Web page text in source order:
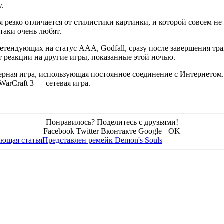
отличается от стилистики картинки, и которой совсем
очень любят.
на статус ААА, Godfall, сразу после завершения
на другие игры, показанные этой ночью.
игра, использующая постоянное соединение с
3 — сетевая игра.
Понравилось? Поделитесь с друзьями!
Facebook Twitter Вконтакте Google+ OK
статьяПредставлен ремейк Demon's Souls